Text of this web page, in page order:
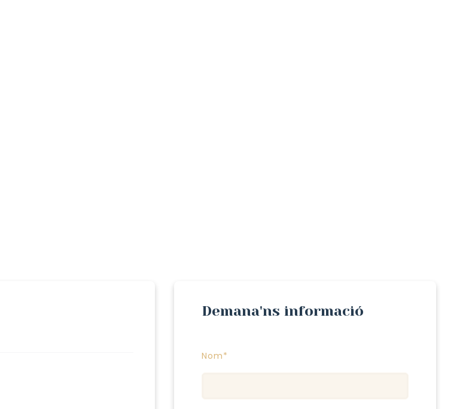
Demana'ns informació
Nom*